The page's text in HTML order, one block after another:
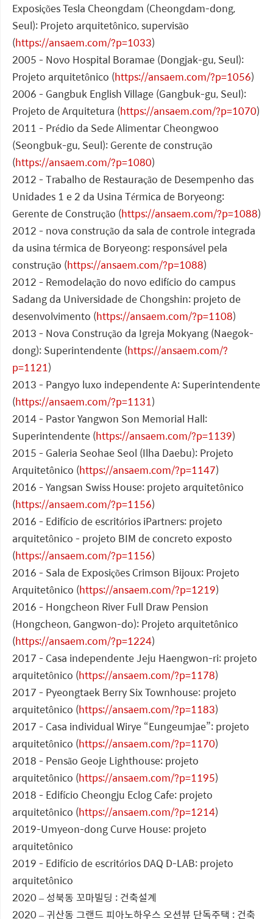
Exposições Tesla Cheongdam (Cheongdam-dong,
Seul): Projeto arquitetônico, supervisão
(https://ansaem.com/?p=1033)
2005 - Novo Hospital Boramae (Dongjak-gu, Seul):
Projeto arquitetônico (https://ansaem.com/?p=1056)
2006 - Gangbuk English Village (Gangbuk-gu, Seul):
Projeto de Arquitetura (https://ansaem.com/?p=1070)
2011 - Prédio da Sede Alimentar Cheongwoo
(Seongbuk-gu, Seul): Gerente de construção
(https://ansaem.com/?p=1080)
2012 - Trabalho de Restauração de Desempenho das
Unidades 1 e 2 da Usina Térmica de Boryeong:
Gerente de Construção (https://ansaem.com/?p=1088)
2012 - nova construção da sala de controle integrada
da usina térmica de Boryeong: responsável pela
construção (https://ansaem.com/?p=1088)
2012 - Remodelação do novo edifício do campus
Sadang da Universidade de Chongshin: projeto de
desenvolvimento (https://ansaem.com/?p=1108)
2013 - Nova Construção da Igreja Mokyang (Naegok-
dong): Superintendente (https://ansaem.com/?
p=1121)
2013 - Pangyo luxo independente A: Superintendente
(https://ansaem.com/?p=1131)
2014 - Pastor Yangwon Son Memorial Hall:
Superintendente (https://ansaem.com/?p=1139)
2015 - Galeria Seohae Seol (Ilha Daebu): Projeto
Arquitetônico (https://ansaem.com/?p=1147)
2016 - Yangsan Swiss House: projeto arquitetônico
(https://ansaem.com/?p=1156)
2016 - Edifício de escritórios iPartners: projeto
arquitetônico - projeto BIM de concreto exposto
(https://ansaem.com/?p=1156)
2016 - Sala de Exposições Crimson Bijoux: Projeto
Arquitetônico (https://ansaem.com/?p=1219)
2016 - Hongcheon River Full Draw Pension
(Hongcheon, Gangwon-do): Projeto arquitetônico
(https://ansaem.com/?p=1224)
2017 - Casa independente Jeju Haengwon-ri: projeto
arquitetônico (https://ansaem.com/?p=1178)
2017 - Pyeongtaek Berry Six Townhouse: projeto
arquitetônico (https://ansaem.com/?p=1183)
2017 - Casa individual Wirye “Eungeumjae”: projeto
arquitetônico (https://ansaem.com/?p=1170)
2018 - Pensão Geoje Lighthouse: projeto
arquitetônico (https://ansaem.com/?p=1195)
2018 - Edifício Cheongju Eclog Cafe: projeto
arquitetônico (https://ansaem.com/?p=1214)
2019-Umyeon-dong Curve House: projeto
arquitetônico
2019 - Edifício de escritórios DAQ D-LAB: projeto
arquitetônico
2020 – 성북동 꼬마빌딩 : 건축설계
2020 – 귀산동 그랜드 피아노하우스 오션뷰 단독주택 : 건축